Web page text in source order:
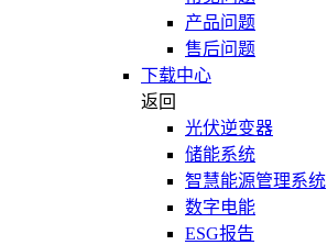
产品问题
售后问题
下载中心
返回
光伏逆变器
储能系统
智慧能源管理系统
数字电能
ESG报告